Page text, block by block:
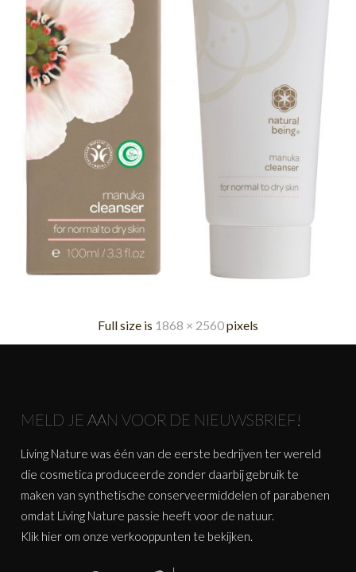
Full size is 1868 × 2560pixels
MELD JE AAN VOOR DE NIEUWSBRIEF!
Living Nature was één van de eerste bedrijven ter wereld
die cosmetica produceerde zonder daarbij gebruik te
maken van synthetische conserveermiddelen of parabenen
omdat Living Nature passie heeft voor de natuur.
Klik hier om onze verkooppunten te bekijken.